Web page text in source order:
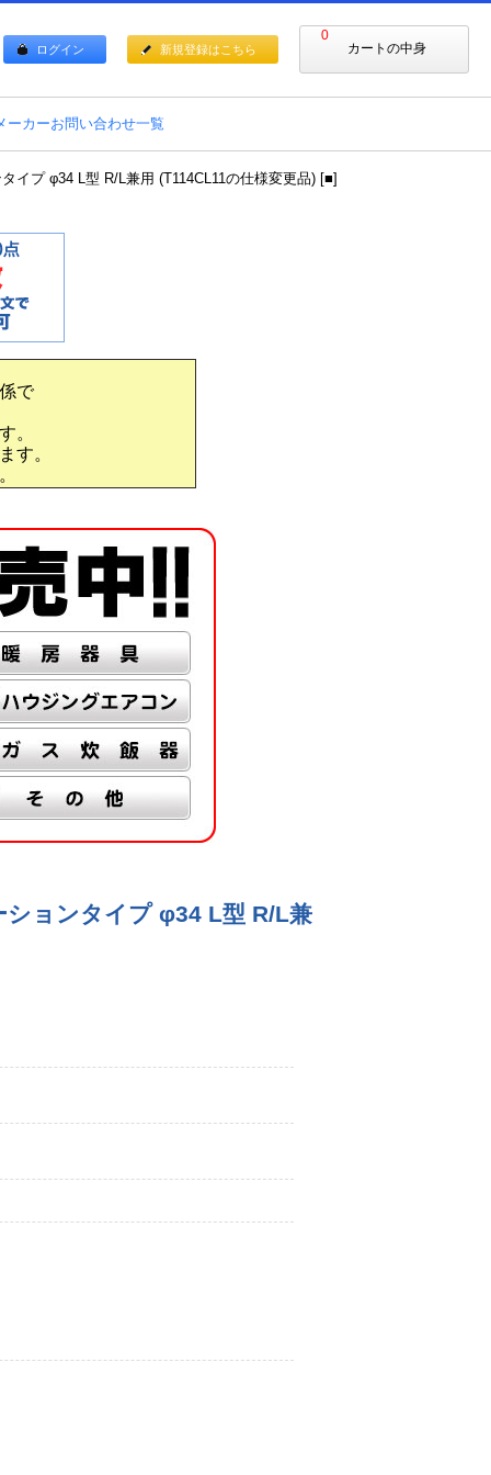
0
カートの中身
ログイン 新規登録はこちら
ーカーお問い合わせ一覧
プ φ34 L型 R/L兼用 (T114CL11の仕様変更品) [■]
で
。
す。
ョンタイプ φ34 L型 R/L兼